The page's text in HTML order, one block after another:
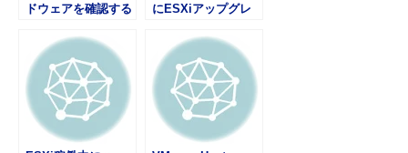
ドウェアを確認する
ィスク・LSI編】
にESXiアップグレ